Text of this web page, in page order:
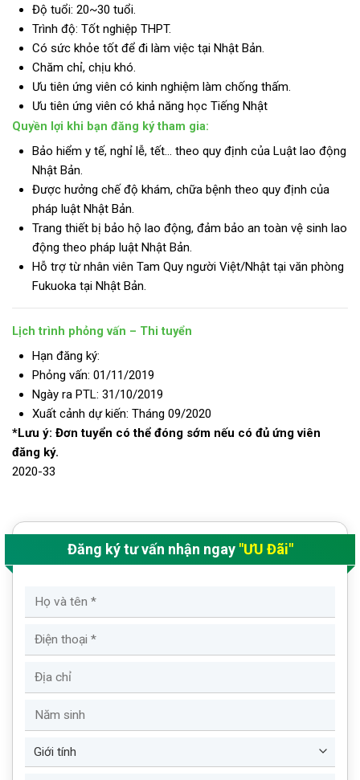
Độ tuổi: 20~30 tuổi.
Trình độ: Tốt nghiệp THPT.
Có sức khỏe tốt để đi làm việc tại Nhật Bản.
Chăm chỉ, chịu khó.
Ưu tiên ứng viên có kinh nghiệm làm chống thấm.
Ưu tiên ứng viên có khả năng học Tiếng Nhật
Quyền lợi khi bạn đăng ký tham gia:
Bảo hiểm y tế, nghỉ lễ, tết… theo quy định của Luật lao động
Nhật Bản.
Được hưởng chế độ khám, chữa bệnh theo quy định của
pháp luật Nhật Bản.
Trang thiết bị bảo hộ lao động, đảm bảo an toàn vệ sinh lao
động theo pháp luật Nhật Bản.
Hỗ trợ từ nhân viên Tam Quy người Việt/Nhật tại văn phòng
Fukuoka tại Nhật Bản.
Lịch trình phỏng vấn – Thi tuyển
Hạn đăng ký:
Phỏng vấn: 01/11/2019
Ngày ra PTL: 31/10/2019
Xuất cảnh dự kiến: Tháng 09/2020
*Lưu ý: Đơn tuyển có thể đóng sớm nếu có đủ ứng viên
đăng ký.
2020-33
Đăng ký tư vấn nhận ngay "ƯU Đãi"